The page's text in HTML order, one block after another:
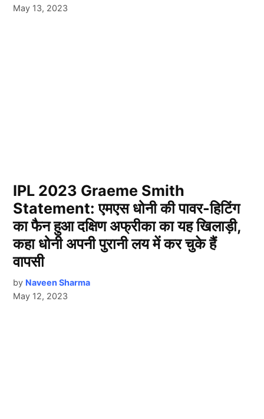
May 13, 2023
IPL 2023 Graeme Smith
Statement: एमएस धोनी की पावर-हिटिंग
का फैन हुआ दक्षिण अफ्रीका का यह खिलाड़ी,
कहा धोनी अपनी पुरानी लय में कर चुके हैं
वापसी
by Naveen Sharma
May 12, 2023